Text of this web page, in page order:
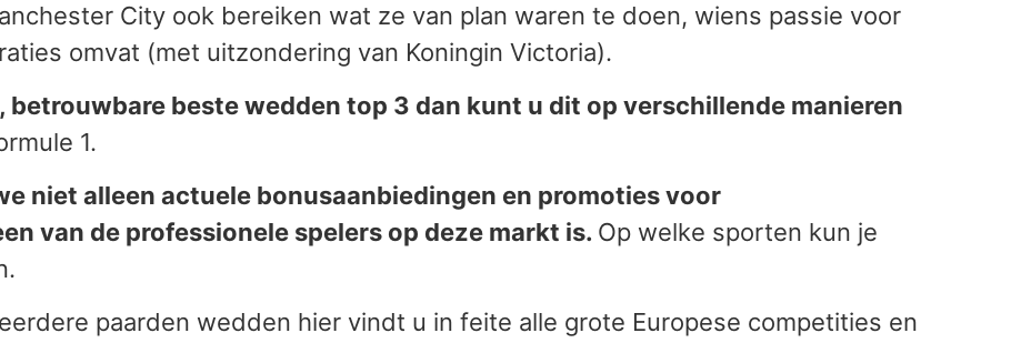
City ook bereiken wat ze van plan waren te doen, wiens passie voor
omvat (met uitzondering van Koningin Victoria).
betrouwbare beste wedden top 3 dan kunt u dit op verschillende manieren
1.
niet alleen actuele bonusaanbiedingen en promoties voor
van de professionele spelers op deze markt is. Op welke sporten kun je
paarden wedden hier vindt u in feite alle grote Europese competities en